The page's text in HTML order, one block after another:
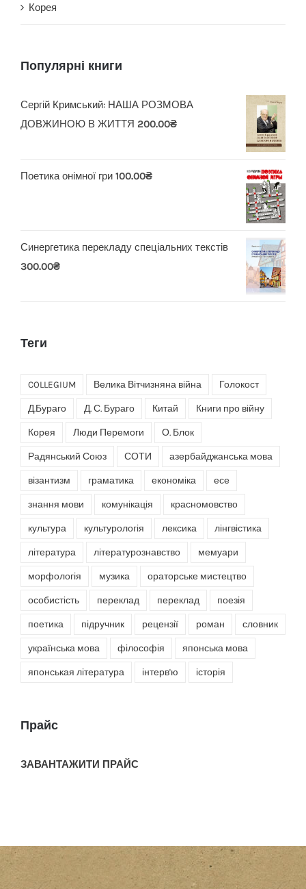
Корея
Популярні книги
Сергій Кримський: НАША РОЗМОВА
ДОВЖИНОЮ В ЖИТТЯ 200.00₴
Поетика онімної гри 100.00₴
Синергетика перекладу спеціальних текстів
300.00₴
Теги
COLLEGIUM Велика Вітчизняна війна Голокост
Д.Бураго Д. С. Бураго Китай Книги про війну
Корея Люди Перемоги О. Блок
Радянський Союз СОТИ азербайджанська мова
візантизм граматика економіка есе
знання мови комунікація красномовство
культура культурологія лексика лінгвістика
література літературознавство мемуари
морфологія музика ораторське мистецтво
особистість переклад переклад поезія
поетика підручник рецензії роман словник
українська мова філософія японська мова
японськая література інтерв'ю історія
Прайс
ЗАВАНТАЖИТИ ПРАЙС